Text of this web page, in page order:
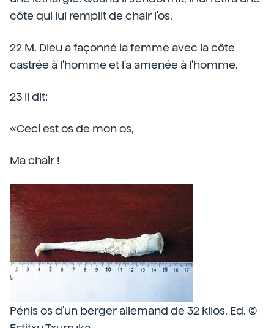
côte qui lui remplit de chair l'os.
22 M. Dieu a façonné la femme avec la côte
castrée à l'homme et l'a amenée à l'homme.
23 Il dit:
«Ceci est os de mon os,
Ma chair !
Pénis os d'un berger allemand de 32 kilos. Ed. ©